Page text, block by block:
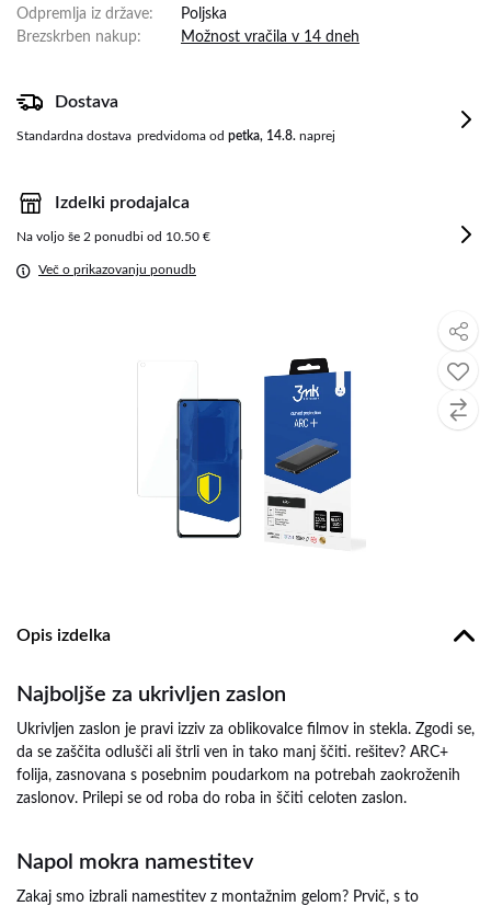
Opis izdelka
Najboljše za ukrivljen zaslon
Ukrivljen zaslon je pravi izziv za oblikovalce filmov in stekla. Zgodi se,
da se zaščita odlušči ali štrli ven in tako manj ščiti. rešitev? ARC+
folija, zasnovana s posebnim poudarkom na potrebah zaokroženih
zaslonov. Prilepi se od roba do roba in ščiti celoten zaslon.
Napol mokra namestitev
Zakaj smo izbrali namestitev z montažnim gelom? Prvič, s to
Odpremlja iz države:
Poljska
Brezskrben nakup: Možnost vračila v 14 dneh
Dostava
Standardna dostava predvidoma od petka, 14.8. naprej
Izdelki prodajalca
Na voljo še 2 ponudbi od 10.50 €
Več o prikazovanju ponudb